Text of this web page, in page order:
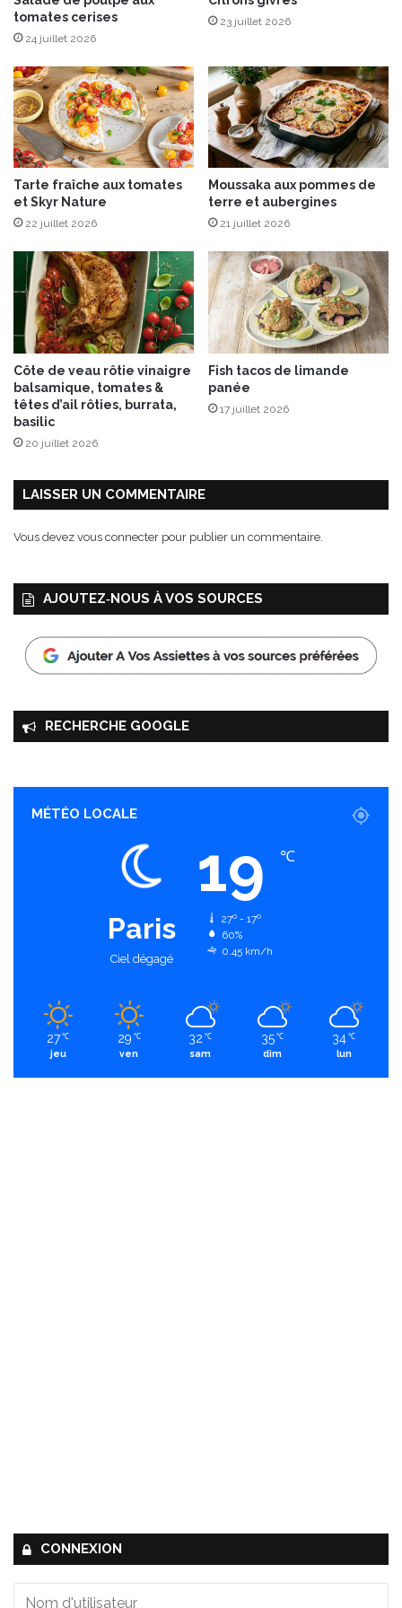
s
t
v
a
l
e
s
e
n
t
o
a
i
s
o
n
!
a
c
u
e
s
tomates cerises
24 juillet 2026
23 juillet 2026
Tarte fraîche aux tomates
et Skyr Nature
22 juillet 2026
Moussaka aux pommes de
terre et aubergines
21 juillet 2026
Côte de veau rôtie vinaigre
balsamique, tomates &
têtes d’ail rôties, burrata,
basilic
20 juillet 2026
Fish tacos de limande
panée
17 juillet 2026
LAISSER UN COMMENTAIRE
Vous devez vous connecter pour publier un commentaire.
AJOUTEZ‑NOUS À VOS SOURCES
RECHERCHE GOOGLE
MÉTÉO LOCALE
Paris
Ciel dégagé
19 ℃
27º - 17º
60%
0.45 km/h
27 ℃
jeu
29 ℃
ven
32 ℃
sam
35 ℃
dim
34 ℃
lun
CONNEXION